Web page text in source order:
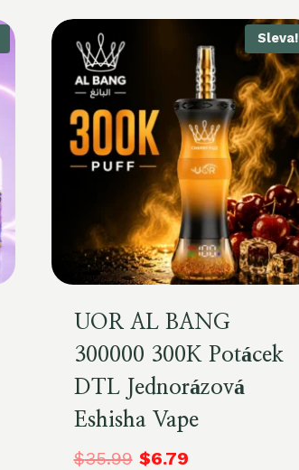
Sleva!
UOR AL BANG
300000 300K Potácek
DTL Jednorázová
Eshisha Vape
$35.99 $6.79